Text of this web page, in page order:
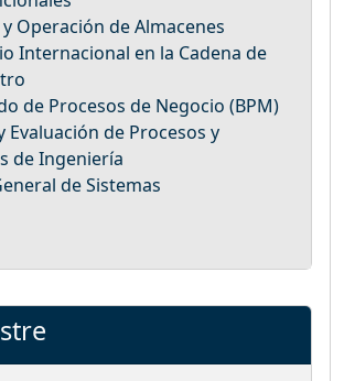
Operación de Almacenes
Internacional en la Cadena de
de Procesos de Negocio (BPM)
Evaluación de Procesos y
de Ingeniería
de Sistemas